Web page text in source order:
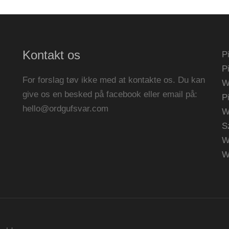
Kontakt os
For forslag tøv ikke med at kontakte os. Du kan
give os en besked på facebook eller email på:
hello@ordgufsvar.com